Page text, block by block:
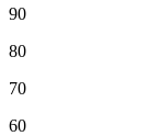
90
80
70
60